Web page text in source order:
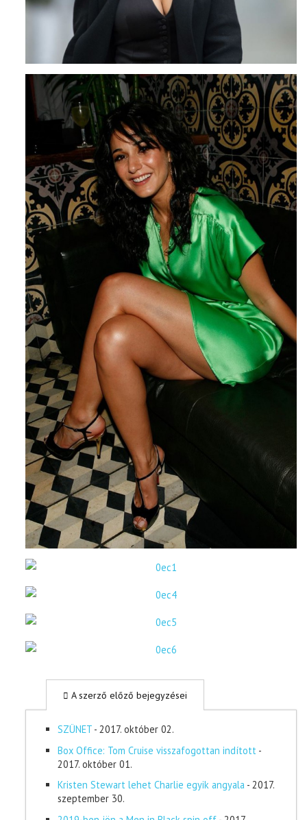
A szerző előző bejegyzései
SZÜNET - 2017. október 02.
Box Office: Tom Cruise visszafogottan indított -
2017. október 01.
Kristen Stewart lehet Charlie egyik angyala - 2017.
szeptember 30.